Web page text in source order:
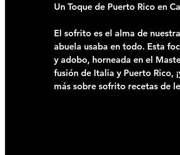
Un Toque de Puerto Rico en
El sofrito es el alma de
abuela usaba en todo. Esta
y adobo, horneada en el
fusión de Italia y Puerto Rico,
más sobre sofrito recetas de